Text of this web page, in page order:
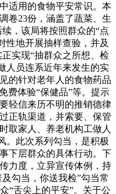
适用的食物平安常识。本
卷23份，涵盖了蔬菜、生
，该局将按照群众的“点
性地开展抽样查验，并及
实现“抽群众之所想、检
人员连系近年来发生的实
的针对老年人的食物药品
费体验“保健品”等。提示
轻信来历不明的推销德律
正轨渠道，并索要、保管
取家人、养老机构工做人
。此次系列勾当，是积极
下层群众的具体行动。下
力度，立异宣传体例，持
勾当，你送我检”勾当常
“舌尖上的平安”。关于公